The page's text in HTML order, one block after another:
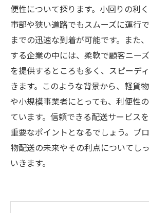
便性について探ります。小回りの利
市部や狭い道路でもスムーズに運行
までの迅速な到着が可能です。また
する企業の中には、柔軟で顧客ニー
を提供するところも多く、スピーデ
きます。このような背景から、軽貨
や小規模事業者にとっても、利便性
ています。信頼できる配送サービス
重要なポイントとなるでしょう。ブ
物配送の未来やその利点についてし
いきます。